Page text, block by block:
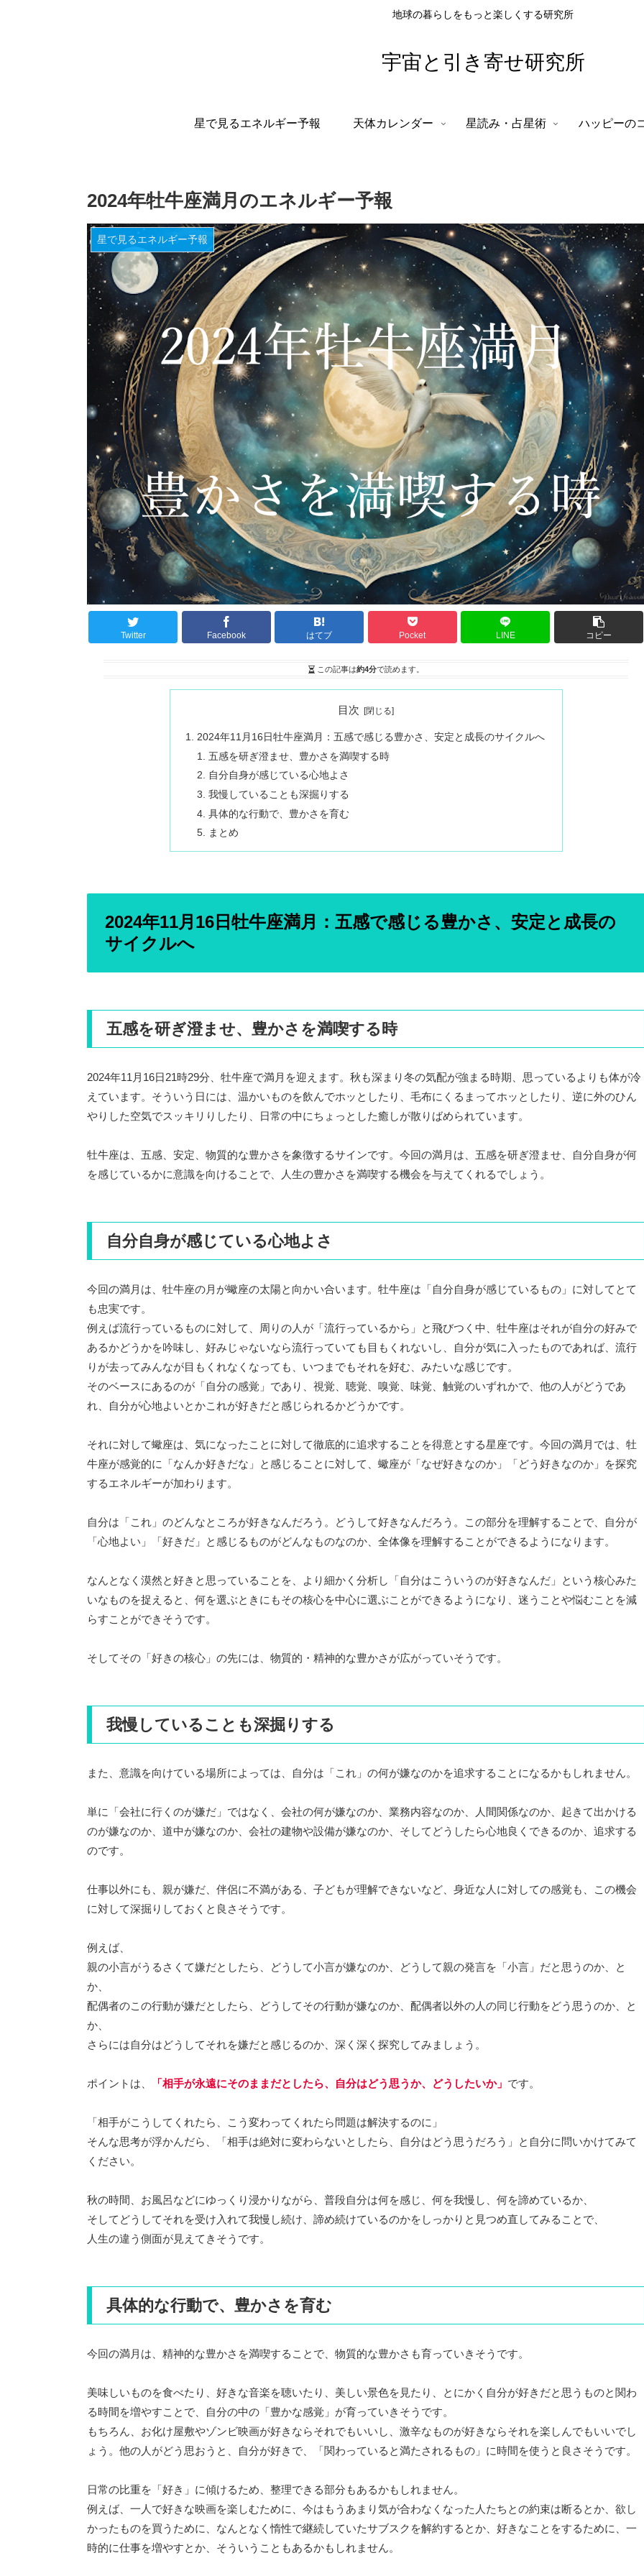
地球の暮らしをもっと楽しくする研究所
宇宙と引き寄せ研究所
星で見るエネルギー予報 天体カレンダー 星読み・占星術 ハッピーの
2024年牡牛座満月のエネルギー予報
星で見るエネルギー予報
Twitter Facebook はてブ Pocket LINE コピー
この記事は約4分で読めます。
目次
2024年11月16日牡牛座満月：五感で感じる豊かさ、安定と成長のサイクルへ
五感を研ぎ澄ませ、豊かさを満喫する時
自分自身が感じている心地よさ
我慢していることも深掘りする
具体的な行動で、豊かさを育む
まとめ
2024年11月16日牡牛座満月：五感で感じる豊かさ、安定と成長の
サイクルへ
五感を研ぎ澄ませ、豊かさを満喫する時
2024年11月16日21時29分、牡牛座で満月を迎えます。秋も深まり冬の気配が強まる時期、思っているよりも体が冷
えています。そういう日には、温かいものを飲んでホッとしたり、毛布にくるまってホッとしたり、逆に外のひん
やりした空気でスッキリりしたり、日常の中にちょっとした癒しが散りばめられています。
牡牛座は、五感、安定、物質的な豊かさを象徴するサインです。今回の満月は、五感を研ぎ澄ませ、自分自身が何
を感じているかに意識を向けることで、人生の豊かさを満喫する機会を与えてくれるでしょう。
自分自身が感じている心地よさ
今回の満月は、牡牛座の月が蠍座の太陽と向かい合います。牡牛座は「自分自身が感じているもの」に対してとて
も忠実です。
例えば流行っているものに対して、周りの人が「流行っているから」と飛びつく中、牡牛座はそれが自分の好みで
あるかどうかを吟味し、好みじゃないなら流行っていても目もくれないし、自分が気に入ったものであれば、流行
りが去ってみんなが目もくれなくなっても、いつまでもそれを好む、みたいな感じです。
そのベースにあるのが「自分の感覚」であり、視覚、聴覚、嗅覚、味覚、触覚のいずれかで、他の人がどうであ
れ、自分が心地よいとかこれが好きだと感じられるかどうかです。
それに対して蠍座は、気になったことに対して徹底的に追求することを得意とする星座です。今回の満月では、牡
牛座が感覚的に「なんか好きだな」と感じることに対して、蠍座が「なぜ好きなのか」「どう好きなのか」を探究
するエネルギーが加わります。
自分は「これ」のどんなところが好きなんだろう。どうして好きなんだろう。この部分を理解することで、自分が
「心地よい」「好きだ」と感じるものがどんなものなのか、全体像を理解することができるようになります。
なんとなく漠然と好きと思っていることを、より細かく分析し「自分はこういうのが好きなんだ」という核心みた
いなものを捉えると、何を選ぶときにもその核心を中心に選ぶことができるようになり、迷うことや悩むことを減
らすことができそうです。
そしてその「好きの核心」の先には、物質的・精神的な豊かさが広がっていそうです。
我慢していることも深掘りする
また、意識を向けている場所によっては、自分は「これ」の何が嫌なのかを追求することになるかもしれません。
単に「会社に行くのが嫌だ」ではなく、会社の何が嫌なのか、業務内容なのか、人間関係なのか、起きて出かける
のが嫌なのか、道中が嫌なのか、会社の建物や設備が嫌なのか、そしてどうしたら心地良くできるのか、追求する
のです。
仕事以外にも、親が嫌だ、伴侶に不満がある、子どもが理解できないなど、身近な人に対しての感覚も、この機会
に対して深掘りしておくと良さそうです。
例えば、
親の小言がうるさくて嫌だとしたら、どうして小言が嫌なのか、どうして親の発言を「小言」だと思うのか、と
か、
配偶者のこの行動が嫌だとしたら、どうしてその行動が嫌なのか、配偶者以外の人の同じ行動をどう思うのか、と
か、
さらには自分はどうしてそれを嫌だと感じるのか、深く深く探究してみましょう。
ポイントは、 「相手が永遠にそのままだとしたら、自分はどう思うか、どうしたいか」 です。
「相手がこうしてくれたら、こう変わってくれたら問題は解決するのに」
そんな思考が浮かんだら、「相手は絶対に変わらないとしたら、自分はどう思うだろう」と自分に問いかけてみて
ください。
秋の時間、お風呂などにゆっくり浸かりながら、普段自分は何を感じ、何を我慢し、何を諦めているか、
そしてどうしてそれを受け入れて我慢し続け、諦め続けているのかをしっかりと見つめ直してみることで、
人生の違う側面が見えてきそうです。
具体的な行動で、豊かさを育む
今回の満月は、精神的な豊かさを満喫することで、物質的な豊かさも育っていきそうです。
美味しいものを食べたり、好きな音楽を聴いたり、美しい景色を見たり、とにかく自分が好きだと思うものと関わ
る時間を増やすことで、自分の中の「豊かな感覚」が育っていきそうです。
もちろん、お化け屋敷やゾンビ映画が好きならそれでもいいし、激辛なものが好きならそれを楽しんでもいいでし
ょう。他の人がどう思おうと、自分が好きで、「関わっていると満たされるもの」に時間を使うと良さそうです。
日常の比重を「好き」に傾けるため、整理できる部分もあるかもしれません。
例えば、一人で好きな映画を楽しむために、今はもうあまり気が合わなくなった人たちとの約束は断るとか、欲し
かったものを買うために、なんとなく惰性で継続していたサブスクを解約するとか、好きなことをするために、一
時的に仕事を増やすとか、そういうこともあるかもしれません。